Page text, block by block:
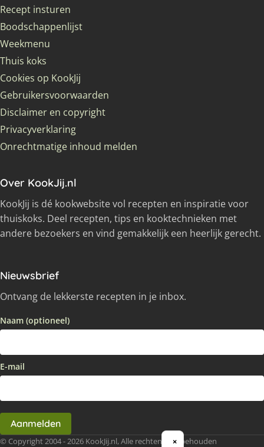
Recept insturen
Boodschappenlijst
Weekmenu
Thuis koks
Cookies op KookJij
Gebruikersvoorwaarden
Disclaimer en copyright
Privacyverklaring
Onrechtmatige inhoud melden
Over KookJij.nl
KookJij is dé kookwebsite vol recepten en inspiratie voor
thuiskoks. Deel recepten, tips en kooktechnieken met
andere bezoekers en vind gemakkelijk een heerlijk gerecht.
Nieuwsbrief
Ontvang de lekkerste recepten in je inbox.
Naam (optioneel)
E-mail
Aanmelden
© Copyright 2004 - 2026 KookJij.nl, Alle rechten voorbehouden
×